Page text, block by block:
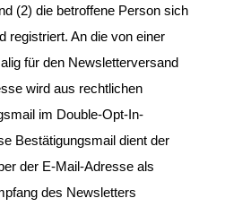
(2) die betroffene Person sich
registriert. An die von einer
für den Newsletterversand
wird aus rechtlichen
im Double-Opt-In-
Bestätigungsmail dient der
der E-Mail-Adresse als
des Newsletters